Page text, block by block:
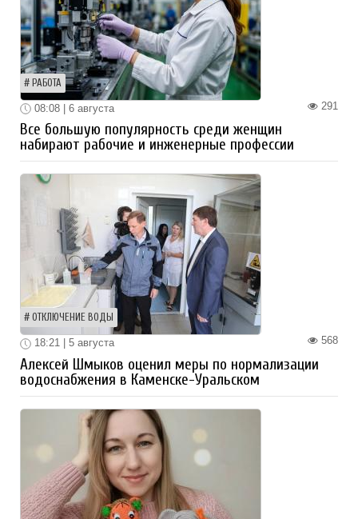
РАБОТА
291
08:08 | 6 августа
Все большую популярность среди женщин
набирают рабочие и инженерные профессии
ОТКЛЮЧЕНИЕ ВОДЫ
568
18:21 | 5 августа
Алексей Шмыков оценил меры по нормализации
водоснабжения в Каменске-Уральском